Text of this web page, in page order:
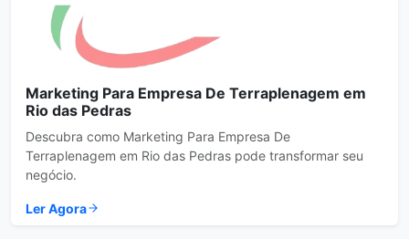
Marketing Para Empresa De Terraplenagem em
Rio das Pedras
Descubra como Marketing Para Empresa De
Terraplenagem em Rio das Pedras pode transformar seu
negócio.
Ler Agora